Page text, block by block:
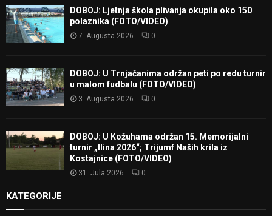
DOBOJ: Ljetnja škola plivanja okupila oko 150
polaznika (FOTO/VIDEO)
7. Augusta 2026. 0
DOBOJ: U Trnjačanima održan peti po redu turnir
u malom fudbalu (FOTO/VIDEO)
3. Augusta 2026. 0
DOBOJ: U Kožuhama održan 15. Memorijalni
turnir „Ilina 2026“; Trijumf Naših krila iz
Kostajnice (FOTO/VIDEO)
31. Jula 2026. 0
KATEGORIJE